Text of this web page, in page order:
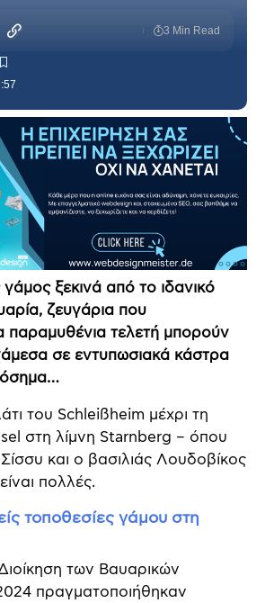
3 Min Read
ξεκινά από το ιδανικό
ζευγάρια που
παραμυθένια τελετή μπορούν
σε εντυπωσιακά κάστρα
του Schleißheim μέχρι τη
στη λίμνη Starnberg – όπου
και ο βασιλιάς Λουδοβίκος
πολλές.
τοποθεσίες γάμου στη
των Βαυαρικών
πραγματοποιήθηκαν